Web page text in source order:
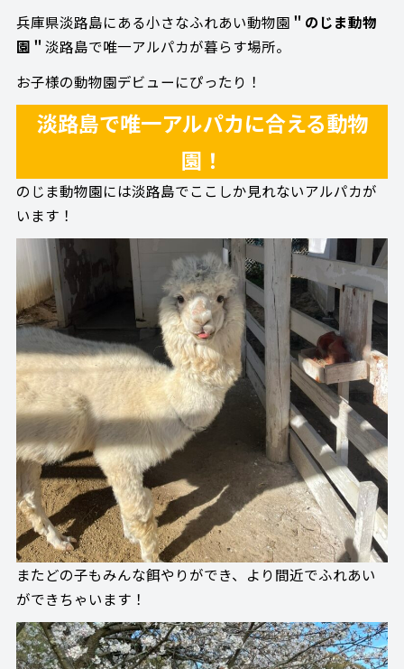
兵庫県淡路島にある小さなふれあい動物園 ＂のじま動物
園＂ 淡路島で唯一アルパカが暮らす場所。
お子様の動物園デビューにぴったり！
淡路島で唯一アルパカに合える動物
園！
のじま動物園には淡路島でここしか見れないアルパカが
います！
またどの子もみんな餌やりができ、より間近でふれあい
ができちゃいます！